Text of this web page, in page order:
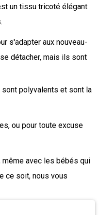
un tissu tricoté élégant
s'adapter aux nouveau-
détacher, mais ils sont
polyvalents et sont la
ou pour toute excuse
même avec les bébés qui
ce soit, nous vous